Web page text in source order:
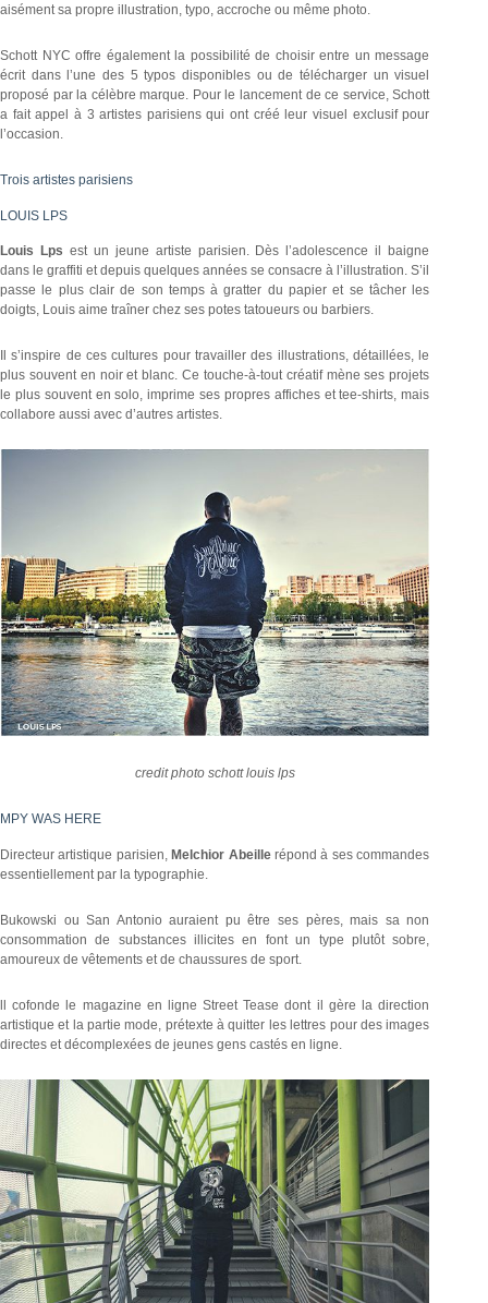
aisément sa propre illustration, typo, accroche ou même photo.
Schott NYC offre également la possibilité de choisir entre un message
écrit dans l’une des 5 typos disponibles ou de télécharger un visuel
proposé par la célèbre marque. Pour le lancement de ce service, Schott
a fait appel à 3 artistes parisiens qui ont créé leur visuel exclusif pour
l’occasion.
Trois artistes parisiens
LOUIS LPS
Louis Lps est un jeune artiste parisien. Dès l’adolescence il baigne
dans le graffiti et depuis quelques années se consacre à l’illustration. S’il
passe le plus clair de son temps à gratter du papier et se tâcher les
doigts, Louis aime traîner chez ses potes tatoueurs ou barbiers.
Il s’inspire de ces cultures pour travailler des illustrations, détaillées, le
plus souvent en noir et blanc. Ce touche-à-tout créatif mène ses projets
le plus souvent en solo, imprime ses propres affiches et tee-shirts, mais
collabore aussi avec d’autres artistes.
credit photo schott louis lps
MPY WAS HERE
Directeur artistique parisien,Melchior Abeillerépond à ses commandes
essentiellement par la typographie.
Bukowski ou San Antonio auraient pu être ses pères, mais sa non
consommation de substances illicites en font un type plutôt sobre,
amoureux de vêtements et de chaussures de sport.
ll cofonde le magazine en ligne Street Tease dont il gère la direction
artistique et la partie mode, prétexte à quitter les lettres pour des images
directes et décomplexées de jeunes gens castés en ligne.